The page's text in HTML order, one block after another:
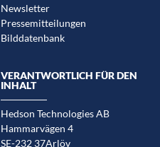
Newsletter
Pressemitteilungen
Bilddatenbank
VERANTWORTLICH FÜR DEN
INHALT
Hedson Technologies AB
Hammarvägen 4
SE-232 37Arlöv